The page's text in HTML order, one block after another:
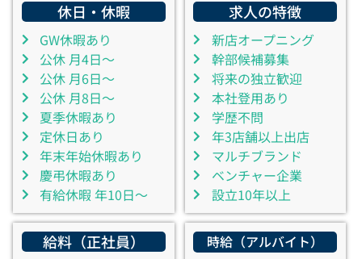
休日・休暇
GW休暇あり
公休 月4日～
公休 月6日～
公休 月8日～
夏季休暇あり
定休日あり
年末年始休暇あり
慶弔休暇あり
有給休暇 年10日～
求人の特徴
新店オープニング
幹部候補募集
将来の独立歓迎
本社登用あり
学歴不問
年3店舗以上出店
マルチブランド
ベンチャー企業
設立10年以上
給料（正社員）
時給（アルバイト）